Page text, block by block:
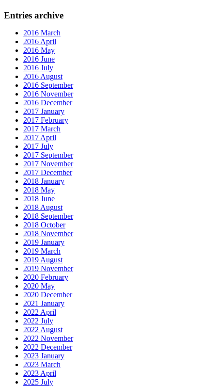
Entries archive
2016 March
2016 April
2016 May
2016 June
2016 July
2016 August
2016 September
2016 November
2016 December
2017 January
2017 February
2017 March
2017 April
2017 July
2017 September
2017 November
2017 December
2018 January
2018 May
2018 June
2018 August
2018 September
2018 October
2018 November
2019 January
2019 March
2019 August
2019 November
2020 February
2020 May
2020 December
2021 January
2022 April
2022 July
2022 August
2022 November
2022 December
2023 January
2023 March
2023 April
2025 July